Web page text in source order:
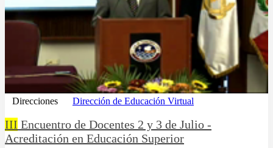
Direcciones Dirección de Educación Virtual
III Encuentro de Docentes 2 y 3 de Julio -
Acreditación en Educación Superior